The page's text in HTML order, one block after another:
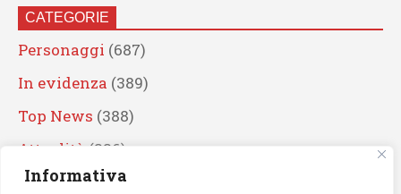
Informativa
CATEGORIE
Personaggi (687)
In evidenza (389)
Top News (388)
Attualità (336)
Eventi(330)